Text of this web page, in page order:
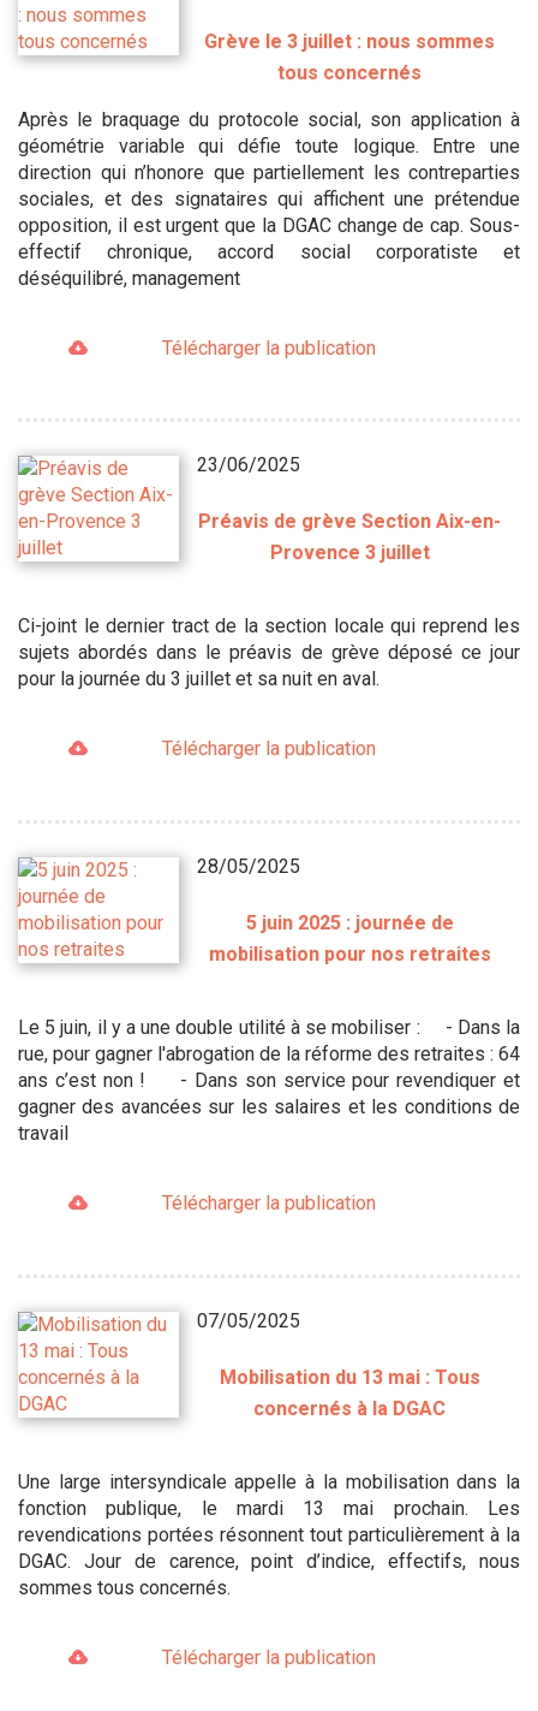
Grève le 3 juillet : nous sommes
tous concernés
Après le braquage du protocole social, son application à
géométrie variable qui défie toute logique. Entre une
direction qui n’honore que partiellement les contreparties
sociales, et des signataires qui affichent une prétendue
opposition, il est urgent que la DGAC change de cap. Sous-
effectif chronique, accord social corporatiste et
déséquilibré, management
Télécharger la publication
23/06/2025
Préavis de grève Section Aix-en-
Provence 3 juillet
Ci-joint le dernier tract de la section locale qui reprend les
sujets abordés dans le préavis de grève déposé ce jour
pour la journée du 3 juillet et sa nuit en aval.
Télécharger la publication
28/05/2025
5 juin 2025 : journée de
mobilisation pour nos retraites
Le 5 juin, il y a une double utilité à se mobiliser : - Dans la
rue, pour gagner l'abrogation de la réforme des retraites : 64
ans c’est non ! - Dans son service pour revendiquer et
gagner des avancées sur les salaires et les conditions de
travail
Télécharger la publication
07/05/2025
Mobilisation du 13 mai : Tous
concernés à la DGAC
Une large intersyndicale appelle à la mobilisation dans la
fonction publique, le mardi 13 mai prochain. Les
revendications portées résonnent tout particulièrement à la
DGAC. Jour de carence, point d’indice, effectifs, nous
sommes tous concernés.
Télécharger la publication